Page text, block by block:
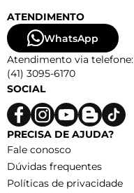
ATENDIMENTO
WhatsApp
Atendimento via telefone:
(41) 3095-6170
SOCIAL
PRECISA DE AJUDA?
Fale conosco
Dúvidas frequentes
Políticas de privacidade